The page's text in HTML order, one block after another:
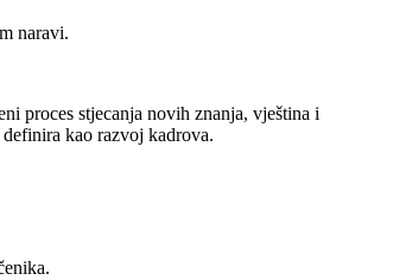
naravi.
proces stjecanja novih znanja, vještina i
kao razvoj kadrova.